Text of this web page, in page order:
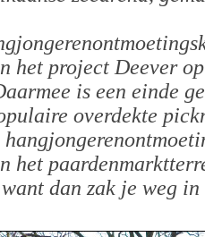
het project Deever
is een einde
overdekte
het
dan zak je weg